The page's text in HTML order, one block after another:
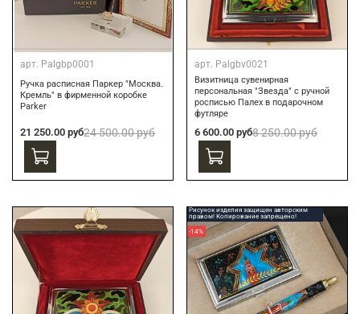
арт. Palgbp0001
Ручка расписная Паркер "Москва.
Кремль" в фирменной коробке
Parker
21 250.00 руб24 500.00 руб
арт. Palgbv0021
Визитница сувенирная
персональная "Звезда" с ручной
росписью Палех в подарочном
футляре
6 600.00 руб8 250.00 руб
Рисунок изделия защищен авторским
правом! Копирование запрещено!
-14%